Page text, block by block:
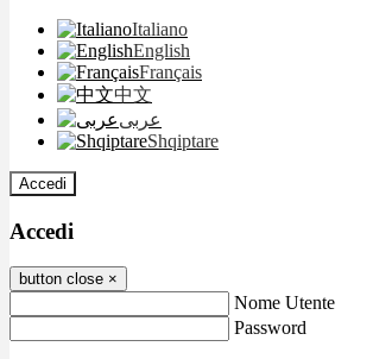
Italiano
English
Français
中文
عربى
Shqiptare
Accedi
Accedi
button close ×
Nome Utente
Password